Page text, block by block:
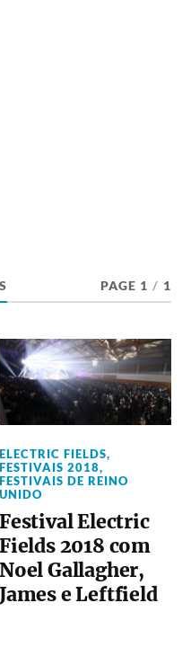
PAGE 1 / 1
ELECTRIC FIELDS,
FESTIVAIS 2018,
FESTIVAIS DE REINO
UNIDO
Festival Electric
Fields 2018 com
Noel Gallagher,
James e Leftfield